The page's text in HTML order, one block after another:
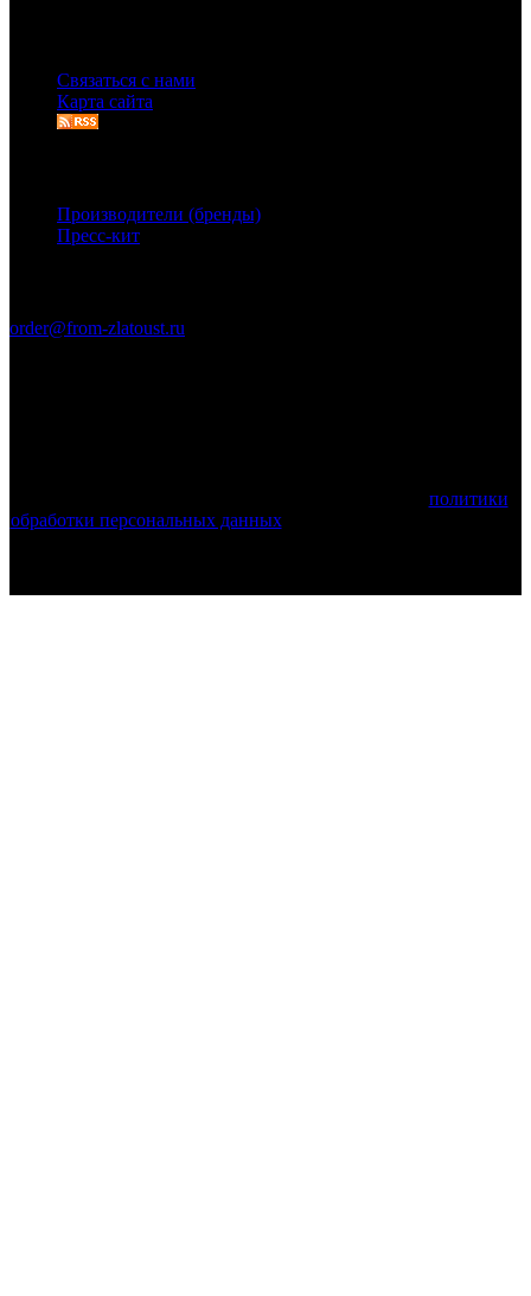
Связаться с нами
Карта сайта
Производители (бренды)
Пресс-кит
order@from-zlatoust.ru
политики
обработки персональных данныхи соглашаетесь с тем, что мы